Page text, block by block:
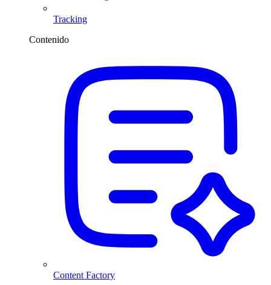
Tracking
Contenido
Content Factory